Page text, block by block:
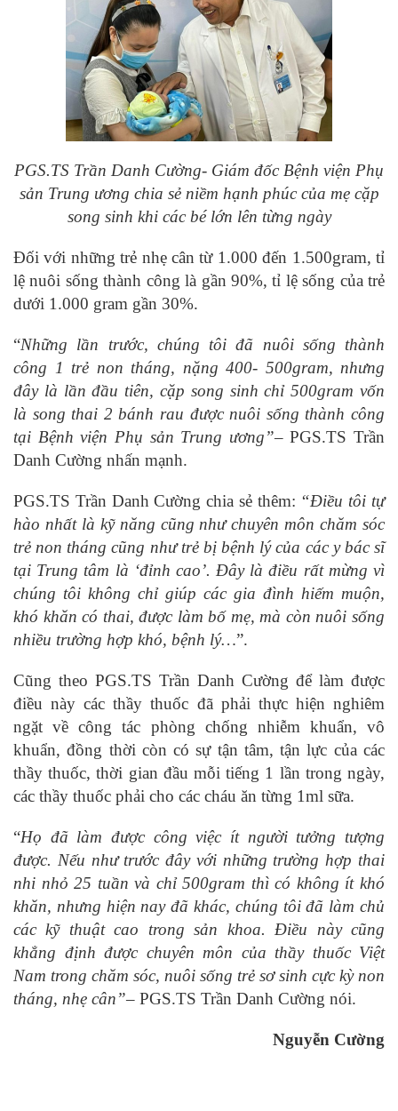
PGS.TS Trần Danh Cường- Giám đốc Bệnh viện Phụ
sản Trung ương chia sẻ niềm hạnh phúc của mẹ cặp
song sinh khi các bé lớn lên từng ngày
Đối với những trẻ nhẹ cân từ 1.000 đến 1.500gram, tỉ
lệ nuôi sống thành công là gần 90%, tỉ lệ sống của trẻ
dưới 1.000 gram gần 30%.
“Những lần trước, chúng tôi đã nuôi sống thành
công 1 trẻ non tháng, nặng 400- 500gram, nhưng
đây là lần đầu tiên, cặp song sinh chỉ 500gram vốn
là song thai 2 bánh rau được nuôi sống thành công
tại Bệnh viện Phụ sản Trung ương”– PGS.TS Trần
Danh Cường nhấn mạnh.
PGS.TS Trần Danh Cường chia sẻ thêm: “Điều tôi tự
hào nhất là kỹ năng cũng như chuyên môn chăm sóc
trẻ non tháng cũng như trẻ bị bệnh lý của các y bác sĩ
tại Trung tâm là ‘đỉnh cao’. Đây là điều rất mừng vì
chúng tôi không chỉ giúp các gia đình hiếm muộn,
khó khăn có thai, được làm bố mẹ, mà còn nuôi sống
nhiều trường hợp khó, bệnh lý…”.
Cũng theo PGS.TS Trần Danh Cường để làm được
điều này các thầy thuốc đã phải thực hiện nghiêm
ngặt về công tác phòng chống nhiễm khuẩn, vô
khuẩn, đồng thời còn có sự tận tâm, tận lực của các
thầy thuốc, thời gian đầu mỗi tiếng 1 lần trong ngày,
các thầy thuốc phải cho các cháu ăn từng 1ml sữa.
“Họ đã làm được công việc ít người tưởng tượng
được. Nếu như trước đây với những trường hợp thai
nhi nhỏ 25 tuần và chỉ 500gram thì có không ít khó
khăn, nhưng hiện nay đã khác, chúng tôi đã làm chủ
các kỹ thuật cao trong sản khoa. Điều này cũng
khẳng định được chuyên môn của thầy thuốc Việt
Nam trong chăm sóc, nuôi sống trẻ sơ sinh cực kỳ non
tháng, nhẹ cân”– PGS.TS Trần Danh Cường nói.
Nguyễn Cường